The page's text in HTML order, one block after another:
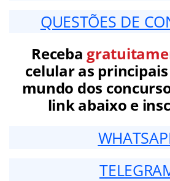
QUESTÕES DE
Receba
celular as
mundo dos
link abaixo e